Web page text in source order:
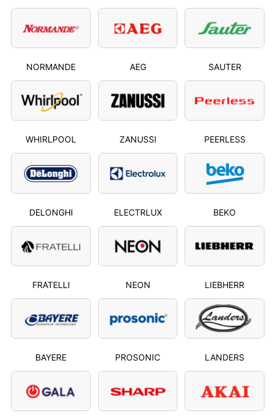
SAUTER
AEG
NORMANDE
PEERLESS
ZANUSSI
WHIRLPOOL
BEKO
ELECTRLUX
DELONGHI
LIEBHERR
NEON
FRATELLI
LANDERS
PROSONIC
BAYERE